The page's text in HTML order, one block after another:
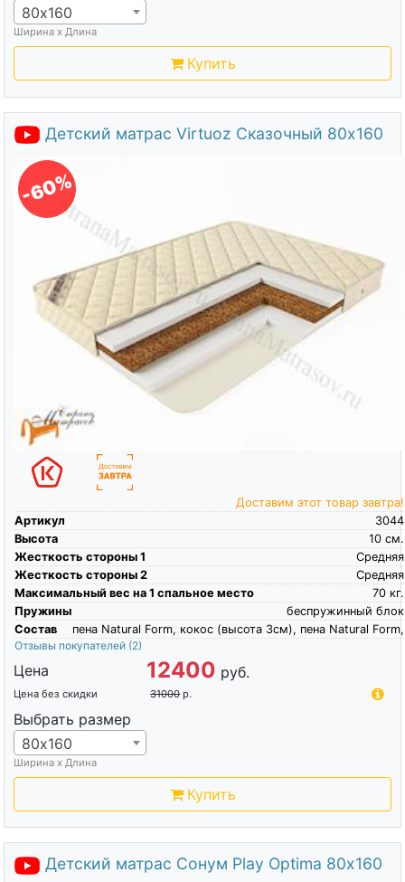
80х160
Ширина х Длина
Купить
Детский матрас Virtuoz Сказочный 80х160
-60%
Доставим этот товар завтра!
Артикул
3044
Высота
см.
10
Жесткость стороны 1
Средняя
Жесткость стороны 2
Средняя
Максимальный вес на 1 спальное место
кг.
70
Пружины
беспружинный блок
Состав
пена Natural Form, кокос (высота 3см), пена Natural Form,
Отзывы покупателей (2)
Цена 12400 руб.
Цена без скидки 31000 р.
Выбрать размер
80х160
Ширина х Длина
Купить
Детский матрас Сонум Play Optima 80х160